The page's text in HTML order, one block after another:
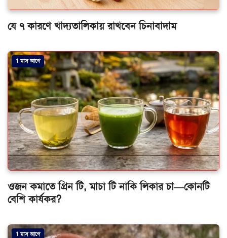
যে ৭ কারণে খাদ্যতালিকায় রাখবেন চিনাবাদাম
1 মাস আগে
ওজন কমাতে গ্রিন টি, মাচা টি নাকি লিকার চা—কোনটি
বেশি কার্যকর?
1 মাস আগে